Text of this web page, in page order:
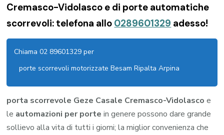
Cremasco-Vidolasco e di porte automatiche
scorrevoli: telefona allo 0289601329 adesso!
Chiama 02 89601329 per
porte scorrevoli motorizzate Besam Ripalta Arpina
porta scorrevole Geze Casale Cremasco-Vidolascoe
le automazioni per portein genere possono dare grande
sollievo alla vita di tutti i giorni; la miglior convenienza che